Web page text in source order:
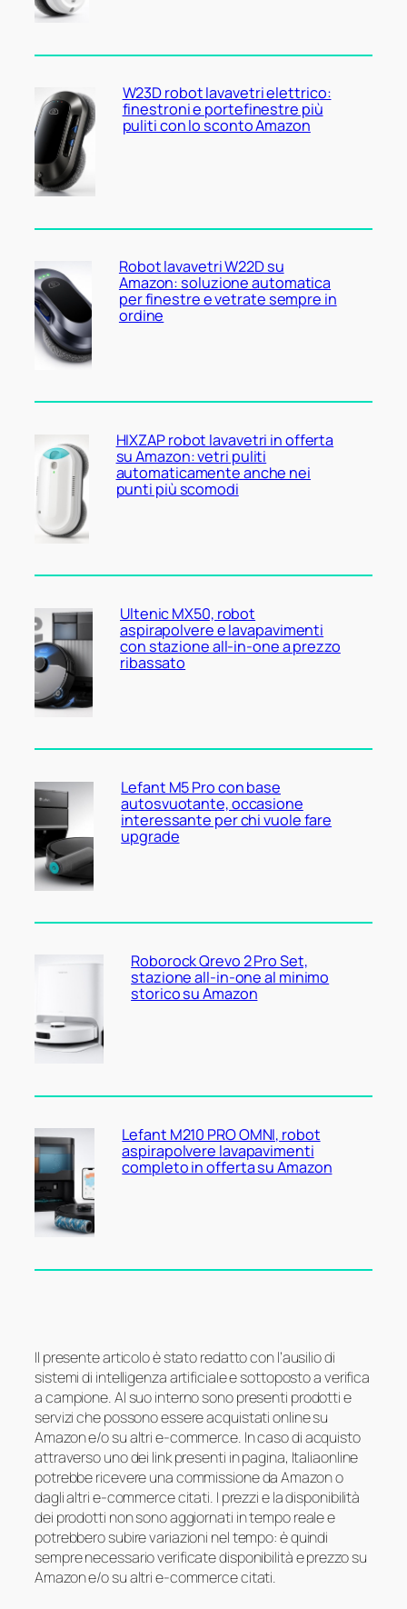
W23D robot lavavetri elettrico:
finestroni e portefinestre più
puliti con lo sconto Amazon
Robot lavavetri W22D su
Amazon: soluzione automatica
per finestre e vetrate sempre in
ordine
HIXZAP robot lavavetri in offerta
su Amazon: vetri puliti
automaticamente anche nei
punti più scomodi
Ultenic MX50, robot
aspirapolvere e lavapavimenti
con stazione all-in-one a prezzo
ribassato
Lefant M5 Pro con base
autosvuotante, occasione
interessante per chi vuole fare
upgrade
Roborock Qrevo 2 Pro Set,
stazione all-in-one al minimo
storico su Amazon
Lefant M210 PRO OMNI, robot
aspirapolvere lavapavimenti
completo in offerta su Amazon
Il presente articolo è stato redatto con l’ausilio di
sistemi di intelligenza artificiale e sottoposto a verifica
a campione. Al suo interno sono presenti prodotti e
servizi che possono essere acquistati online su
Amazon e/o su altri e-commerce. In caso di acquisto
attraverso uno dei link presenti in pagina, Italiaonline
potrebbe ricevere una commissione da Amazon o
dagli altri e-commerce citati. I prezzi e la disponibilità
dei prodotti non sono aggiornati in tempo reale e
potrebbero subire variazioni nel tempo: è quindi
sempre necessario verificate disponibilità e prezzo su
Amazon e/o su altri e-commerce citati.